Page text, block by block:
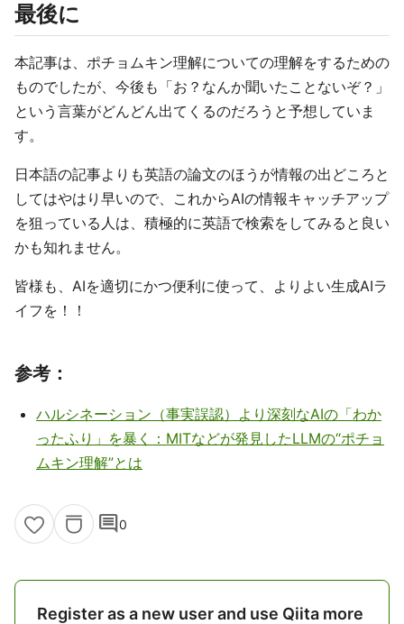
最後に
本記事は、ポチョムキン理解についての理解をするための
ものでしたが、今後も「お？なんか聞いたことないぞ？」
という言葉がどんどん出てくるのだろうと予想していま
す。
日本語の記事よりも英語の論文のほうが情報の出どころと
してはやはり早いので、これからAIの情報キャッチアップ
を狙っている人は、積極的に英語で検索をしてみると良い
かも知れません。
皆様も、AIを適切にかつ便利に使って、よりよい生成AIラ
イフを！！
参考：
ハルシネーション（事実誤認）より深刻なAIの「わか
ったふり」を暴く：MITなどが発見したLLMの“ポチョ
ムキン理解”とは
comment0
Register as a new user and use Qiita more